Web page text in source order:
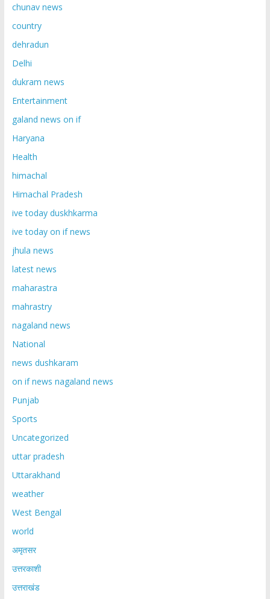
chunav news
country
dehradun
Delhi
dukram news
Entertainment
galand news on if
Haryana
Health
himachal
Himachal Pradesh
ive today duskhkarma
ive today on if news
jhula news
latest news
maharastra
mahrastry
nagaland news
National
news dushkaram
on if news nagaland news
Punjab
Sports
Uncategorized
uttar pradesh
Uttarakhand
weather
West Bengal
world
अमृतसर
उत्तरकाशी
उत्तराखंड